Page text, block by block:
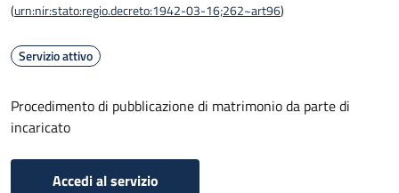
(urn:nir:stato:regio.decreto:1942-03-16;262~art96)
Servizio attivo
Procedimento di pubblicazione di matrimonio da parte di
incaricato
Accedi al servizio